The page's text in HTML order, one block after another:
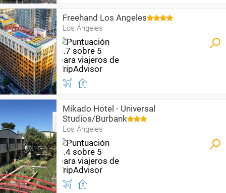
Freehand Los Angeles
Los Ángeles
Mikado Hotel - Universal
Studios/Burbank
Los Ángeles